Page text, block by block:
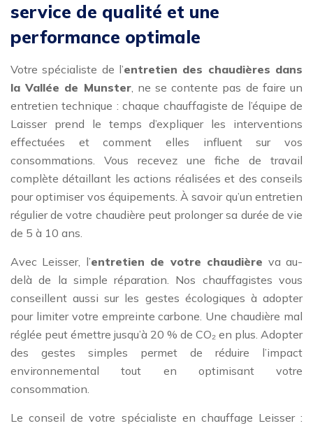
service de qualité et une
performance optimale
Votre spécialiste de l’entretien des chaudières dans
la Vallée de Munster, ne se contente pas de faire un
entretien technique : chaque chauffagiste de l’équipe de
Laisser prend le temps d’expliquer les interventions
effectuées et comment elles influent sur vos
consommations. Vous recevez une fiche de travail
complète détaillant les actions réalisées et des conseils
pour optimiser vos équipements. À savoir qu’un entretien
régulier de votre chaudière peut prolonger sa durée de vie
de 5 à 10 ans.
Avec Leisser, l’entretien de votre chaudière va au-
delà de la simple réparation. Nos chauffagistes vous
conseillent aussi sur les gestes écologiques à adopter
pour limiter votre empreinte carbone. Une chaudière mal
réglée peut émettre jusqu’à 20 % de CO₂ en plus. Adopter
des gestes simples permet de réduire l’impact
environnemental tout en optimisant votre
consommation.
Le conseil de votre spécialiste en chauffage Leisser :